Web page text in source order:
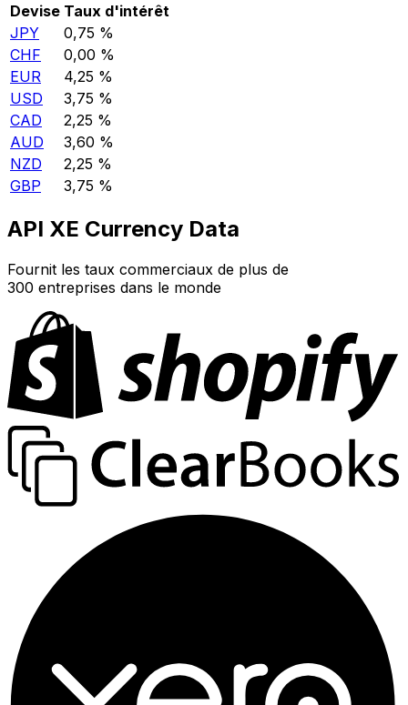
Devise Taux d'intérêt
JPY
0,75 %
CHF
0,00 %
EUR
4,25 %
USD
3,75 %
CAD
2,25 %
AUD
3,60 %
NZD
2,25 %
GBP
3,75 %
API XE Currency Data
Fournit les taux commerciaux de plus de
300 entreprises dans le monde